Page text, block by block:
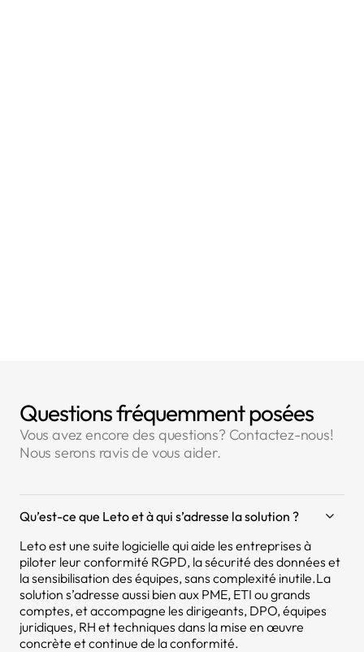
Questions fréquemment posées
Vous avez encore des questions? Contactez-nous!
Nous serons ravis de vous aider.
Qu’est-ce que Leto et à qui s’adresse la solution ?
Leto est une suite logicielle qui aide les entreprises à
piloter leur conformité RGPD, la sécurité des données et
la sensibilisation des équipes, sans complexité inutile.La
solution s’adresse aussi bien aux PME, ETI ou grands
comptes, et accompagne les dirigeants, DPO, équipes
juridiques, RH et techniques dans la mise en œuvre
concrète et continue de la conformité.